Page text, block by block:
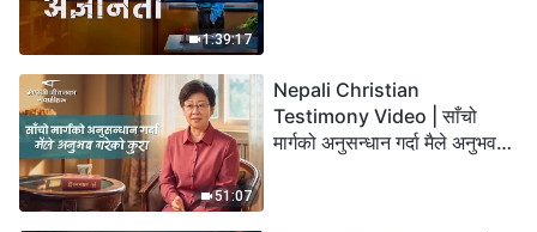
1:39:17
51:07
Nepali Christian
Testimony Video | साँचो
मार्गको अनुसन्धान गर्दा मैले अनुभव